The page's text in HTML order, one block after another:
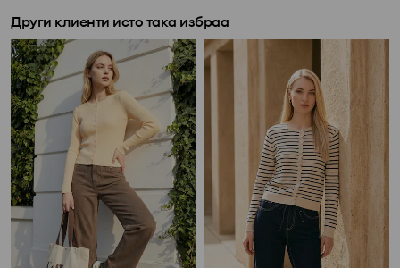
Други клиенти исто така избраа